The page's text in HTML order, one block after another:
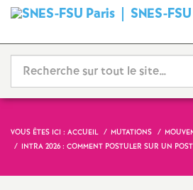
SNES-
VOUS ÊTES ICI : ACCUEIL MUTATIONS
INTRA 2026 : COMMENT POSTULER SUR UN